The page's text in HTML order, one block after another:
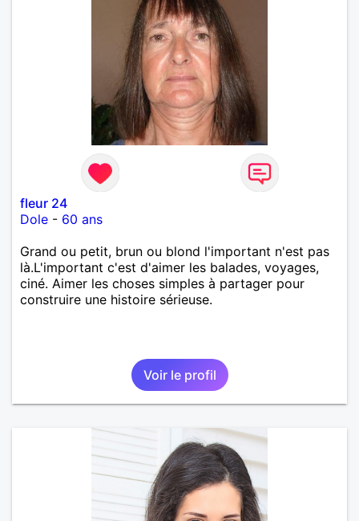
fleur 24
Dole - 60 ans
Grand ou petit, brun ou blond l'important n'est pas
là.L'important c'est d'aimer les balades, voyages,
ciné. Aimer les choses simples à partager pour
construire une histoire sérieuse.
Voir le profil